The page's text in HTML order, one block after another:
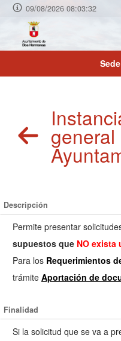
09/08/2026 08:03:33
general
Descripción
Permite presentar
supuestos que NO exista
Para los Requerimientos
trámite Aportación de
Finalidad
Si la solicitud que se va a